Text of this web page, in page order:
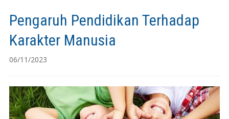
Pengaruh Pendidikan Terhadap
Karakter Manusia
06/11/2023